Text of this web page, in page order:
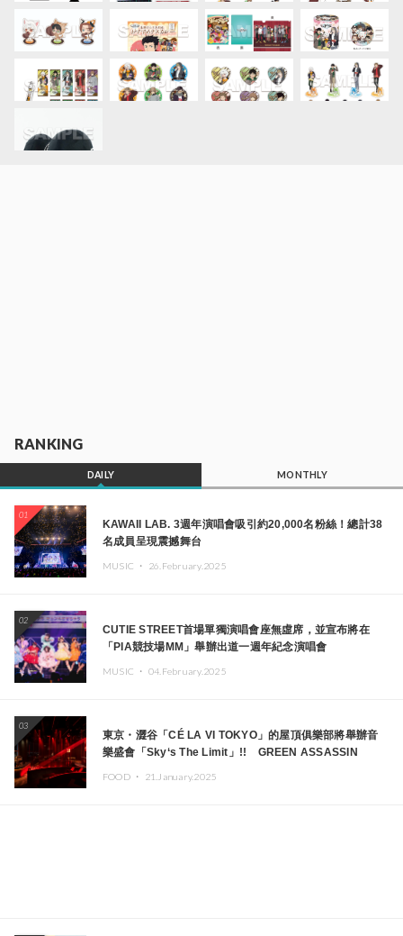
RANKING
DAILY MONTHLY
01
KAWAII LAB. 3週年演唱會吸引約20,000名粉絲！總計38
名成員呈現震撼舞台
MUSIC ・ 26.February.2025
02
CUTIE STREET首場單獨演唱會座無虛席，並宣布將在
「PIA競技場MM」舉辦出道一週年紀念演唱會
MUSIC ・ 04.February.2025
03
東京・澀谷「CÉ LA VI TOKYO」的屋頂俱樂部將舉辦音
樂盛會「Sky‘s The Limit」!! GREEN ASSASSIN
FOOD ・ 21.January.2025